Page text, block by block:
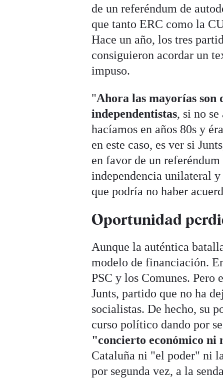
de un referéndum de
que tanto ERC como la
Hace un año, los tres
consiguieron acordar un
impuso.
"Ahora las mayorías son
independentistas, si no
hacíamos en años 80s y
en este caso, es ver si
en favor de un
independencia unilateral
que podría no haber
Oportunidad
Aunque la auténtica
modelo de financiación.
PSC y los Comunes. Pero
Junts, partido que no ha
socialistas. De hecho, su
curso político dando por
"concierto económico ni
Cataluña ni "el poder" ni
por segunda vez, a la